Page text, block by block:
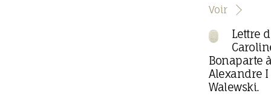
Voir
Lettre
Bonaparte
Alexandre I
Walewski.